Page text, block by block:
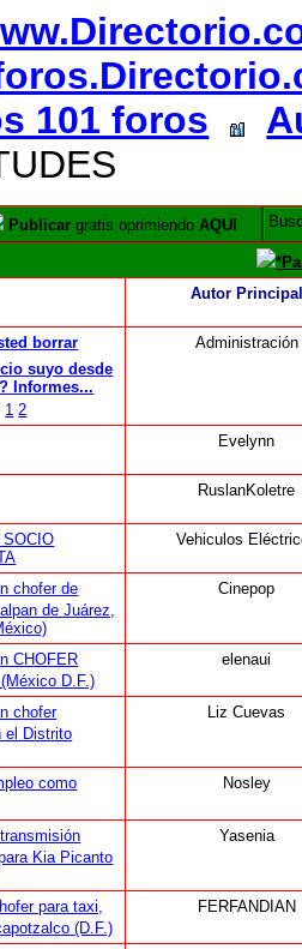
101 foros
Publicar gratis oprimiendoAQUI
Autor Principal
borrar
suyo desde
Informes...
1 2
Administración
Evelynn
RuslanKoletre
SOCIO
Vehiculos
chofer de
de Juárez,
Cinepop
CHOFER
D.F.)
elenaui
chofer
el Distrito
Liz Cuevas
como
Nosley
Kia Picanto
Yasenia
para taxi,
(D.F.)
FERFANDIAN